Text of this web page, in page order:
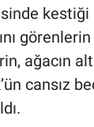
kestiği
ağacın
cansız